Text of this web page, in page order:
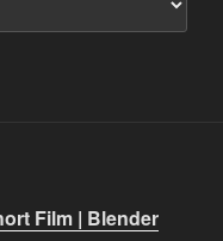
Film | Blender